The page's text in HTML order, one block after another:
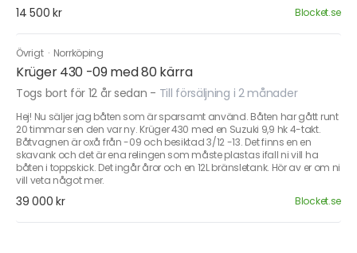
14 500 kr Blocket.se
Övrigt · Norrköping
Krüger 430 -09 med 80 kärra
Togs bort för 12 år sedan - Till försäljning i 2 månader
Hej! Nu säljer jag båten som är sparsamt använd. Båten har gått runt
20 timmar sen den var ny. Krüger 430 med en Suzuki 9,9 hk 4-takt.
Båtvagnen är oxå från -09 och besiktad 3/12 -13. Det finns en en
skavank och det är ena relingen som måste plastas ifall ni vill ha
båten i toppskick. Det ingår åror och en 12L bränsletank. Hör av er om ni
vill veta något mer.
39 000 kr Blocket.se